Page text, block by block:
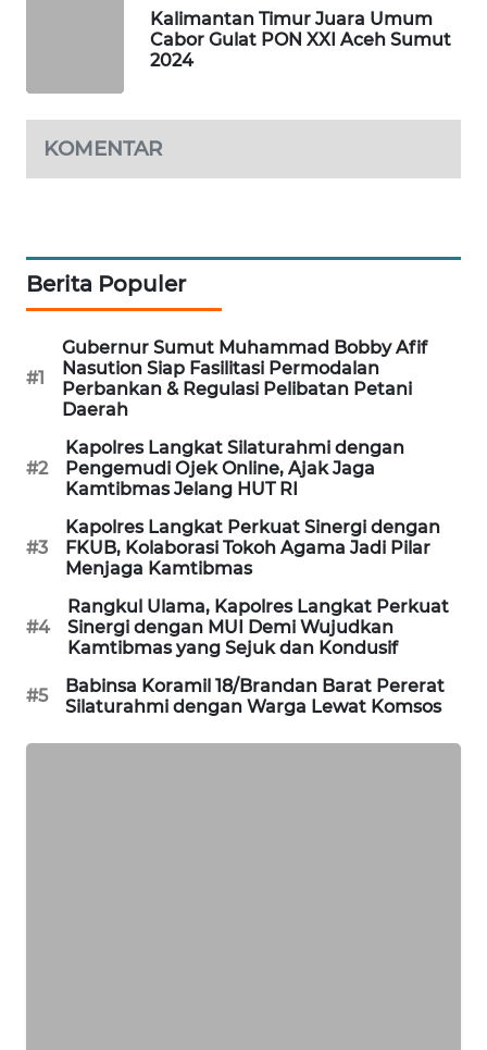
Kalimantan Timur Juara Umum
Cabor Gulat PON XXI Aceh Sumut
2024
KOMENTAR
Berita Populer
#1
Gubernur Sumut Muhammad Bobby Afif
Nasution Siap Fasilitasi Permodalan
Perbankan & Regulasi Pelibatan Petani
Daerah
#2
Kapolres Langkat Silaturahmi dengan
Pengemudi Ojek Online, Ajak Jaga
Kamtibmas Jelang HUT RI
#3
Kapolres Langkat Perkuat Sinergi dengan
FKUB, Kolaborasi Tokoh Agama Jadi Pilar
Menjaga Kamtibmas
#4
Rangkul Ulama, Kapolres Langkat Perkuat
Sinergi dengan MUI Demi Wujudkan
Kamtibmas yang Sejuk dan Kondusif
#5
Babinsa Koramil 18/Brandan Barat Pererat
Silaturahmi dengan Warga Lewat Komsos
SIANTAR
METRO
JAKARTA
KRT
NEWS
KARING
NEWS
JURNAL
MARITIM
HUMBANG
NEWS
GARONGGANG